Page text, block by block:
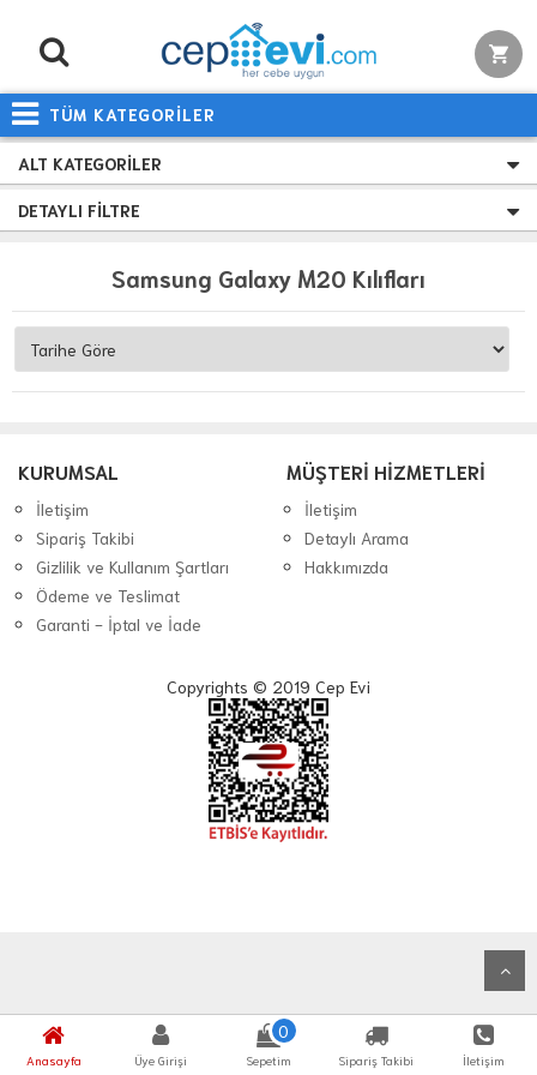
TÜM KATEGORİLER
Anasayfa Üye Girişi
0
Sepetim Sipariş Takibi İletişim
ALT KATEGORILER
DETAYLI FILTRE
Samsung Galaxy M20 Kılıfları
KURUMSAL
İletişim
Sipariş Takibi
Gizlilik ve Kullanım Şartları
Ödeme ve Teslimat
Garanti - İptal ve İade
MÜŞTERİ HİZMETLERİ
İletişim
Detaylı Arama
Hakkımızda
Copyrights © 2019 Cep Evi